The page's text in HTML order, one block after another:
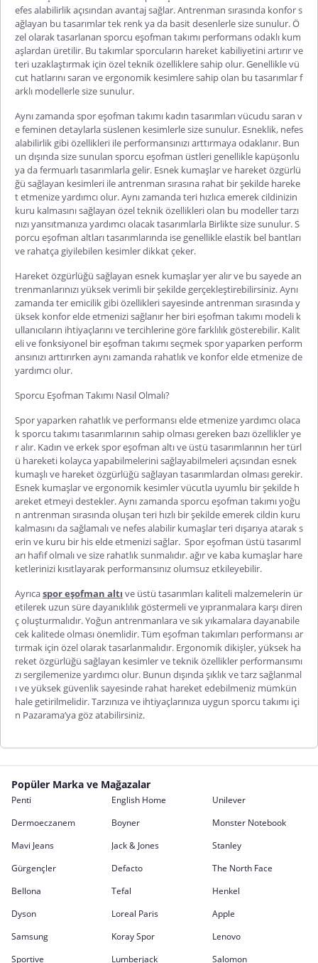
efes alabilirlik açısından avantaj sağlar. Antrenman sırasında konfor s
ağlayan bu tasarımlar tek renk ya da basit desenlerle size sunulur. Ö
zel olarak tasarlanan sporcu eşofman takımı performans odaklı kum
aşlardan üretilir. Bu takımlar sporcuların hareket kabiliyetini artırır ve
teri uzaklaştırmak için özel teknik özelliklere sahip olur. Genellikle vü
cut hatlarını saran ve ergonomik kesimlere sahip olan bu tasarımlar f
arklı modellerle size sunulur.
Aynı zamandaspor eşofman takımı kadın tasarımları vücudu saran v
e feminen detaylarla süslenen kesimlerle size sunulur. Esneklik, nefes
alabilirlik gibi özellikleri ile performansınızı arttırmaya odaklanır. Bun
un dışında size sunulan sporcu eşofman üstleri genellikle kapüşonlu
ya da fermuarlı tasarımlarla gelir. Esnek kumaşlar ve hareket özgürlü
ğü sağlayan kesimleri ile antrenman sırasına rahat bir şekilde hareke
t etmenize yardımcı olur. Aynı zamanda teri hızlıca emerek cildinizin
kuru kalmasını sağlayan özel teknik özellikleri olan bu modeller tarzı
nızı yansıtmanıza yardımcı olacak tasarımlarla Birlikte size sunulur. S
porcu eşofman altları tasarımlarında ise genellikle elastik bel bantları
ve rahatça giyilebilen kesimler dikkat çeker.
Hareket özgürlüğü sağlayan esnek kumaşlar yer alır ve bu sayede an
trenmanlarınızı yüksek verimli bir şekilde gerçekleştirebilirsiniz. Aynı
zamanda ter emicilik gibi özellikleri sayesinde antrenman sırasında y
üksek konfor elde etmenizi sağlanır her biri eşofman takımı modeli k
ullanıcıların ihtiyaçlarını ve tercihlerine göre farklılık gösterebilir. Kalit
eli ve fonksiyonel bir eşofman takımı seçmek spor yaparken perform
ansınızı arttırırken aynı zamanda rahatlık ve konfor elde etmenize de
yardımcı olur.
Sporcu Eşofman Takımı Nasıl Olmalı?
Spor yaparken rahatlık ve performansı elde etmenize yardımcı olaca
k sporcu takımı tasarımlarının sahip olması gereken bazı özellikler ye
r alır. Kadın veerkek spor eşofman altıve üstü tasarımlarının her türl
ü hareketi kolayca yapabilmelerini sağlayabilmeleri açısından esnek
kumaşlı ve hareket özgürlüğü sağlayan tasarımlardan olması gerekir.
Esnek kumaşlar ve ergonomik kesimler vücutla uyumlu bir şekilde h
areket etmeyi destekler. Aynı zamandasporcu eşofman takımıyoğu
n antrenman sırasında oluşan teri hızlı bir şekilde emerek cildin kuru
kalmasını da sağlamalı ve nefes alabilir kumaşlar teri dışarıya atarak s
erin ve kuru bir his elde etmenizi sağlar. Sporeşofman üstü tasarıml
arı hafif olmalı ve size rahatlık sunmalıdır. ağır ve kaba kumaşlar hare
ketlerinizi kısıtlayarak performansınız olumsuz etkileyebilir.
Ayrıcaspor eşofman altı ve üstü tasarımları kaliteli malzemelerin ür
etilerek uzun süre dayanıklılık göstermeli ve yıpranmalara karşı diren
ç oluşturmalıdır. Yoğun antrenmanlara ve sık yıkamalara dayanabile
cek kalitede olması önemlidir. Tüm eşofman takımları performansı ar
tırmak için özel olarak tasarlanmalıdır. Ergonomik dikişler, yüksek ha
reket özgürlüğü sağlayan kesimler ve teknik özellikler performansımı
zı sergilemenize yardımcı olur. Bunun dışında şıklık ve tarz sağlanmal
ı ve yüksek güvenlik sayesinde rahat hareket edebilmeniz mümkün
hale getirilmelidir. Tarzınıza ve ihtiyaçlarınıza uygun sporcu takımı içi
n Pazarama’ya göz atabilirsiniz.
Popüler Marka ve Mağazalar
Penti English Home
Unilever
Dermoeczanem
Boyner
Monster Notebook
Mavi Jeans
Jack & Jones
Stanley
Gürgençler
Defacto
The North Face
Bellona
Tefal
Henkel
Dyson
Loreal Paris
Apple
Samsung
Koray Spor
Lenovo
Sportive
Lumberjack
Salomon